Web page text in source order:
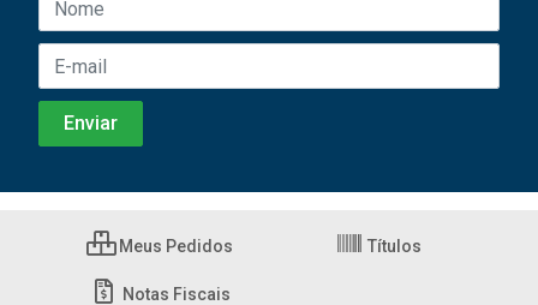
Meus Pedidos Títulos
Notas Fiscais